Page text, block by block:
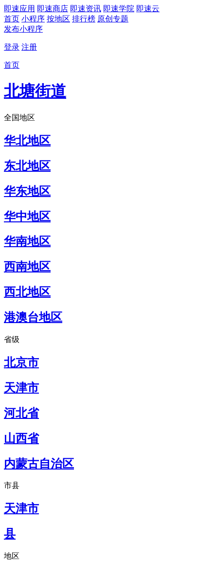
即速应用 即速商店 即速资讯 即速学院 即速云
首页 小程序 按地区 排行榜 原创专题
发布小程序
登录 注册
首页
北塘街道
全国地区
华北地区
东北地区
华东地区
华中地区
华南地区
西南地区
西北地区
港澳台地区
省级
北京市
天津市
河北省
山西省
内蒙古自治区
市县
天津市
县
地区